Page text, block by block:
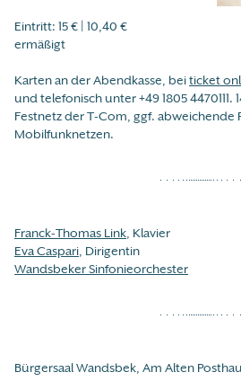
Eintritt: 15 € | 10,40 €
ermäßigt
Karten an der Abendkasse, beiticket
und telefonisch unter +49 1805 4470111.
Festnetz der T-Com, ggf. abweichende
Mobilfunknetzen.
Franck-Thomas Link, Klavier
Eva Caspari, Dirigentin
Wandsbeker Sinfonieorchester
Bürgersaal Wandsbek, Am Alten